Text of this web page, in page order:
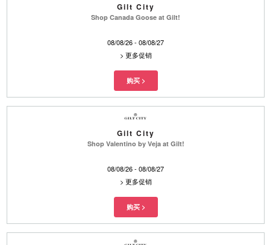
Gilt City
Shop Canada Goose at Gilt!
08/08/26 - 08/08/27
> 更多促销
Gilt City
Shop Valentino by Veja at Gilt!
08/08/26 - 08/08/27
> 更多促销